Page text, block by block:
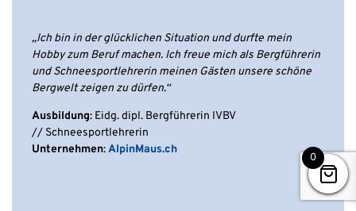
„Ich bin in der glücklichen Situation und durfte mein
Hobby zum Beruf machen. Ich freue mich als Bergführerin
und Schneesportlehrerin meinen Gästen unsere schöne
Bergwelt zeigen zu dürfen.“
Ausbildung: Eidg. dipl. Bergführerin IVBV
// Schneesportlehrerin
Unternehmen:AlpinMaus.ch
0